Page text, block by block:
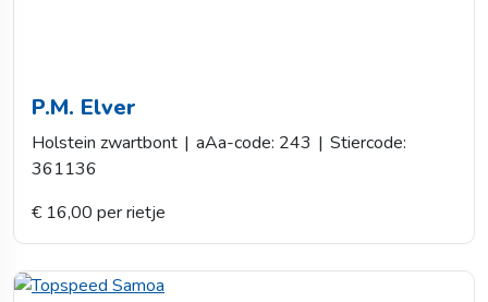
P.M. Elver
Holstein zwartbont | aAa-code: 243 | Stiercode:
361136
€ 16,00 per rietje